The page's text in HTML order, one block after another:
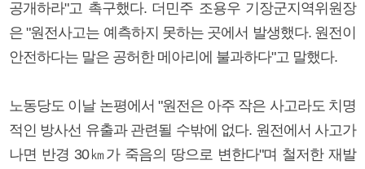
공개하라"고 촉구했다. 더민주 조용우 기장군지역위원장
은 "원전사고는 예측하지 못하는 곳에서 발생했다. 원전이
안전하다는 말은 공허한 메아리에 불과하다"고 말했다.
노동당도 이날 논평에서 "원전은 아주 작은 사고라도 치명
적인 방사선 유출과 관련될 수밖에 없다. 원전에서 사고가
나면 반경 30㎞가 죽음의 땅으로 변한다"며 철저한 재발